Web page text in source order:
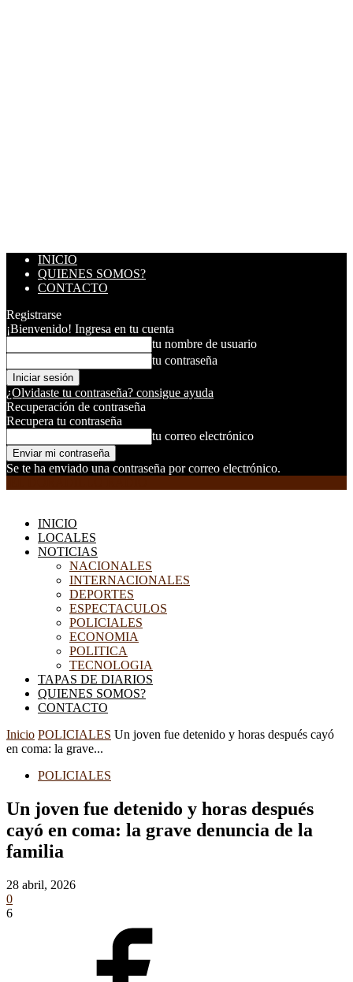
INICIO
QUIENES SOMOS?
CONTACTO
Registrarse
¡Bienvenido! Ingresa en tu cuenta
tu nombre de usuario
tu contraseña
¿Olvidaste tu contraseña? consigue ayuda
Recuperación de contraseña
Recupera tu contraseña
tu correo electrónico
Se te ha enviado una contraseña por correo electrónico.
INICIO
LOCALES
NOTICIAS
NACIONALES
INTERNACIONALES
DEPORTES
ESPECTACULOS
POLICIALES
ECONOMIA
POLITICA
TECNOLOGIA
TAPAS DE DIARIOS
QUIENES SOMOS?
CONTACTO
Inicio POLICIALES Un joven fue detenido y horas después cayó
en coma: la grave...
POLICIALES
Un joven fue detenido y horas después
cayó en coma: la grave denuncia de la
familia
28 abril, 2026
0
6